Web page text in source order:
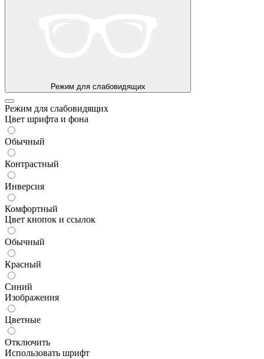
Режим для слабовидящих
Режим для слабовидящих
Цвет шрифта и фона
Обычный
Контрастный
Инверсия
Комфортный
Цвет кнопок и ссылок
Обычный
Красный
Синий
Изображения
Цветные
Отключить
Использовать шрифт